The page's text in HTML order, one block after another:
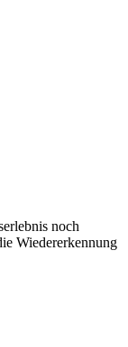
noch
Wiedererkennung